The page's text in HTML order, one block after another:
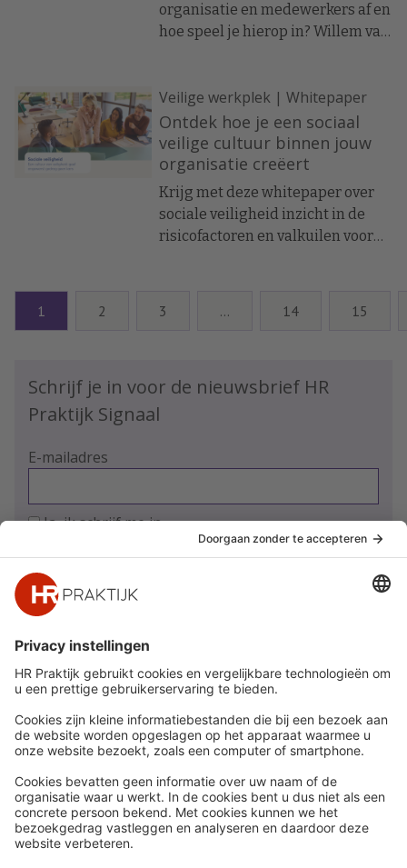
organisatie en medewerkers af en
hoe speel je hierop in? Willem van
zijn inzichten en aanbevelingen.
Veilige werkplek | Whitepaper
Ontdek hoe je een sociaal
veilige cultuur binnen jouw
organisatie creëert
Krijg met deze whitepaper over
sociale veiligheid inzicht in de
risicofactoren en valkuilen voor
1 2 3 … 14 15
Schrijf je in voor de nieuwsbrief HR
Praktijk Signaal
E-mailadres
Ja, ik schrijf me in
Snel naar
Nieuws
Whitepapers
Webinars
Word lid
Contact
Meer
HR Academy
HR Podcast
CHRO
HR Day